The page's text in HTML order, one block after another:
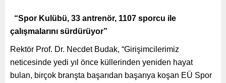
“Spor Kulübü, 33 antrenör, 1107 sporcu ile
çalışmalarını sürdürüyor”
Rektör Prof. Dr. Necdet Budak, “Girişimcilerimiz
neticesinde yedi yıl önce küllerinden yeniden hayat
bulan, birçok branşta başarıdan başarıya koşan EÜ Spor